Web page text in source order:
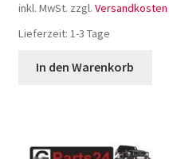
inkl. MwSt. zzgl. Versandkosten
Lieferzeit: 1-3 Tage
In den Warenkorb